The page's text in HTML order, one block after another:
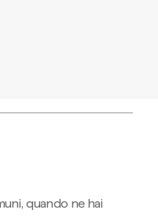
quando ne hai